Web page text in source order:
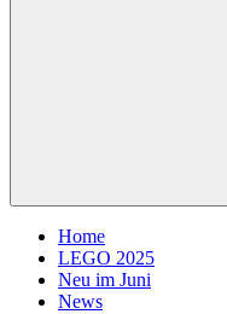
Home
LEGO 2025
Neu im Juni
News